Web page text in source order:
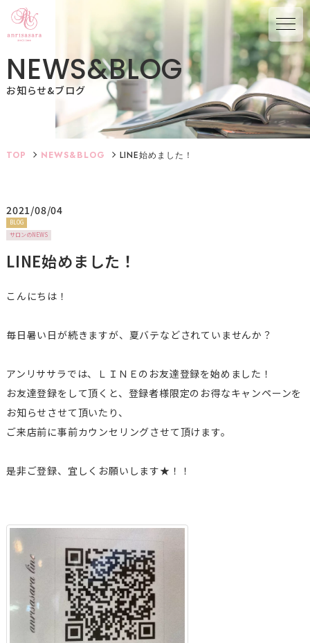
NEWS&BLOG
お知らせ&ブログ
TOP NEWS&BLOG LINE始めました！
2021/08/04
BLOG
サロンのNEWS
LINE始めました！
こんにちは！
毎日暑い日が続きますが、夏バテなどされていませんか？
アンリササラでは、ＬＩＮＥのお友達登録を始めました！
お友達登録をして頂くと、登録者様限定のお得なキャンペーンを
お知らせさせて頂いたり、
ご来店前に事前カウンセリングさせて頂けます。
是非ご登録、宜しくお願いします★！！